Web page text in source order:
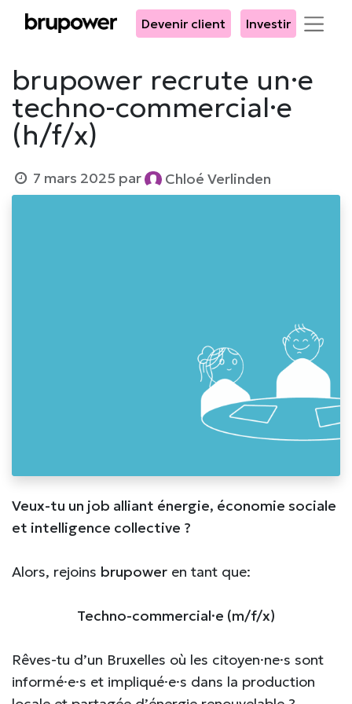
Devenir client Investir
brupower recrute un·e
techno-commercial·e
(h/f/x)
7 mars 2025 par Chloé Verlinden
Veux-tu un job alliant énergie, économie sociale
et intelligence collective ?
Alors, rejoins brupower en tant que:
Techno-commercial·e (m/f/x)
Rêves-tu d’un Bruxelles où les citoyen·ne·s sont
informé·e·s et impliqué·e·s dans la production